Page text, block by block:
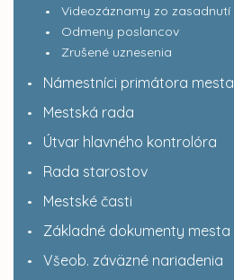
Videozáznamy zo zasadnutí
Odmeny poslancov
Zrušené uznesenia
Námestníci primátora mesta
Mestská rada
Útvar hlavného kontrolóra
Rada starostov
Mestské časti
Základné dokumenty mesta
Všeob. záväzné nariadenia